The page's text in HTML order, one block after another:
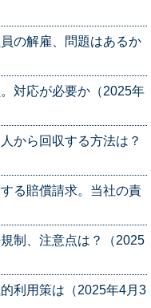
の解雇、問題はあるか
対応が必要か（2025年
から回収する方法は？
る賠償請求。当社の責
制、注意点は？（2025
利用策は（2025年4月3